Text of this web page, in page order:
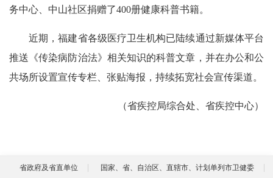
务中心、中山社区捐赠了400册健康科普书籍。
近期，福建省各级医疗卫生机构已陆续通过新媒体平台
推送《传染病防治法》相关知识的科普文章，并在办公和公
共场所设置宣传专栏、张贴海报，持续拓宽社会宣传渠道。
（省疾控局综合处、省疾控中心）
省政府及省直单位
国家、省、自治区、直辖市、计划单列市卫健委